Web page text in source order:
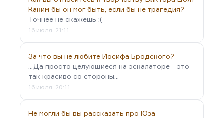
Каким бы он мог быть, если бы не трагедия?
Точнее не скажешь :(
16 июля, 21:11
За что вы не любите Иосифа Бродского?
...Да просто целующиеся на эскалаторе - это
так красиво со стороны...
16 июля, 20:11
Не могли бы вы рассказать про Юза